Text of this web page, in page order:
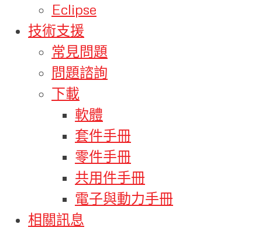
Eclipse
技術支援
常見問題
問題諮詢
下載
軟體
套件手冊
零件手冊
共用件手冊
電子與動力手冊
相關訊息